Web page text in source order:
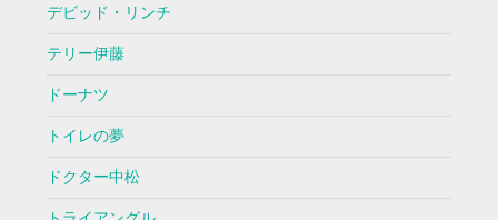
デビッド・リンチ
テリー伊藤
ドーナツ
トイレの夢
ドクター中松